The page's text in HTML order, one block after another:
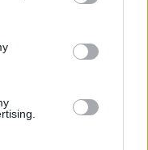
third-party tags to
in below Google